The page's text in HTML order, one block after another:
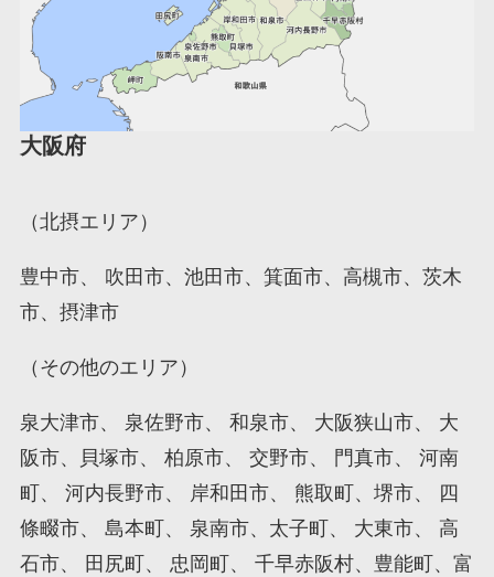
大阪府
（北摂エリア）
豊中市、 吹田市、池田市、箕面市、高槻市、茨木
市、摂津市
（その他のエリア）
泉大津市、 泉佐野市、 和泉市、 大阪狭山市、 大
阪市、貝塚市、 柏原市、 交野市、 門真市、 河南
町、 河内長野市、 岸和田市、 熊取町、堺市、 四
條畷市、 島本町、 泉南市、太子町、 大東市、 高
石市、 田尻町、 忠岡町、 千早赤阪村、豊能町、富